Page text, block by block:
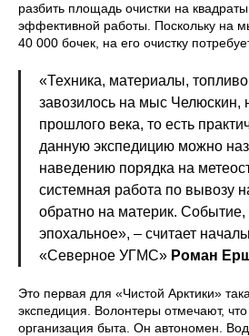
разбить площадь очистки на
эффективной работы. Поскольку на
40 000 бочек, на его очистку
«Техника, материалы,
завозилось на мыс Челюскин,
прошлого века, то есть
данную экспедицию можно
наведению порядка на
системная работа по вывозу
обратно на материк. Событие,
эпохальное», – считает
«Северное УГМС» Роман
Это первая для «Чистой Арктики»
экспедиция. Волонтеры отмечают,
организация быта. Он автономен.